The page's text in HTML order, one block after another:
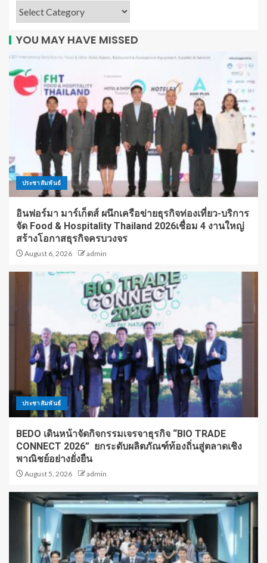
YOU MAY HAVE MISSED
ประชาสัมพันธ์
อินฟอร์มา มาร์เก็ตส์ ผนึกเครือข่ายธุรกิจท่องเที่ยว-บริการ
จัด Food & Hospitality Thailand 2026เชื่อม 4 งานใหญ่
สร้างโอกาสธุรกิจครบวงจร
August 6, 2026 admin
ประชาสัมพันธ์
BEDO เดินหน้าจัดกิจกรรมเจรจาธุรกิจ “BIO TRADE
CONNECT 2026” ยกระดับผลิตภัณฑ์ท้องถิ่นสู่ตลาดเชิง
พาณิชย์อย่างยั่งยืน
August 5, 2026 admin